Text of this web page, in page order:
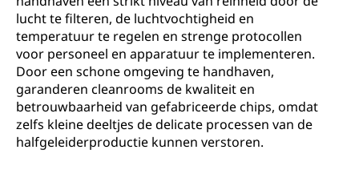
lucht te filteren, de luchtvochtigheid en
temperatuur te regelen en strenge protocollen
voor personeel en apparatuur te implementeren.
Door een schone omgeving te handhaven,
garanderen cleanrooms de kwaliteit en
betrouwbaarheid van gefabriceerde chips, omdat
zelfs kleine deeltjes de delicate processen van de
halfgeleiderproductie kunnen verstoren.